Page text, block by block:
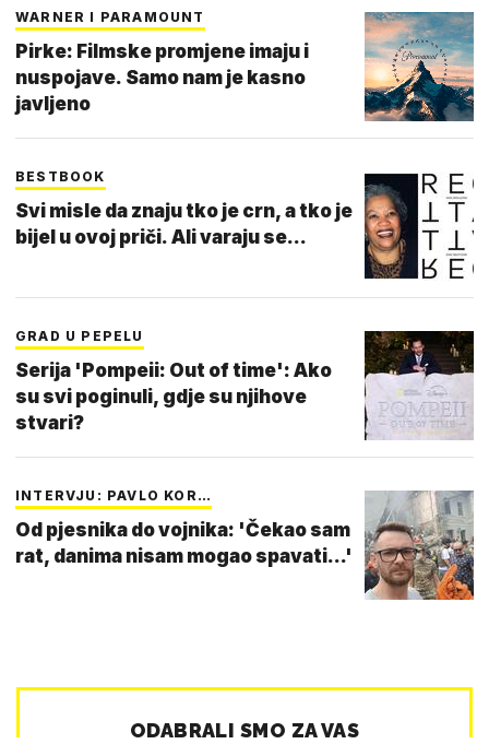
WARNER I PARAMOUNT
Pirke: Filmske promjene imaju i
nuspojave. Samo nam je kasno
javljeno
BESTBOOK
Svi misle da znaju tko je crn, a tko je
bijel u ovoj priči. Ali varaju se...
GRAD U PEPELU
Serija 'Pompeii: Out of time': Ako
su svi poginuli, gdje su njihove
stvari?
INTERVJU: PAVLO KOR…
Od pjesnika do vojnika: 'Čekao sam
rat, danima nisam mogao spavati...'